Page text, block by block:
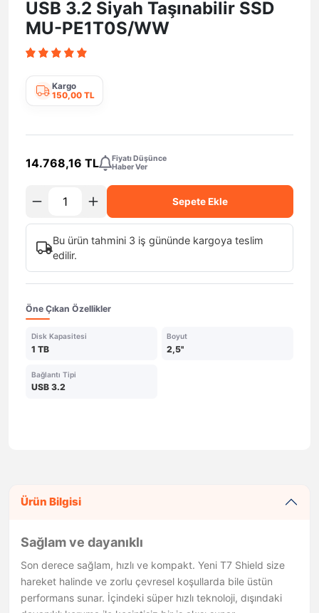
USB 3.2 Siyah Taşınabilir SSD
MU-PE1T0S/WW
Kargo
150,00 TL
14.768,16 TL
Fiyatı Düşünce
Haber Ver
Sepete Ekle
Bu ürün tahmini 3 iş gününde kargoya teslim
edilir.
Öne Çıkan Özellikler
Disk Kapasitesi
1 TB
Boyut
2,5''
Bağlantı Tipi
USB 3.2
Ürün Bilgisi
Sağlam ve dayanıklı
Son derece sağlam, hızlı ve kompakt. Yeni T7 Shield size
hareket halinde ve zorlu çevresel koşullarda bile üstün
performans sunar. İçindeki süper hızlı teknoloji, dışındaki